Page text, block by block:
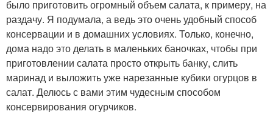
было приготовить огромный объем салата, к примеру, на
раздачу. Я подумала, а ведь это очень удобный способ
консервации и в домашних условиях. Только, конечно,
дома надо это делать в маленьких баночках, чтобы при
приготовлении салата просто открыть банку, слить
маринад и выложить уже нарезанные кубики огурцов в
салат. Делюсь с вами этим чудесным способом
консервирования огурчиков.